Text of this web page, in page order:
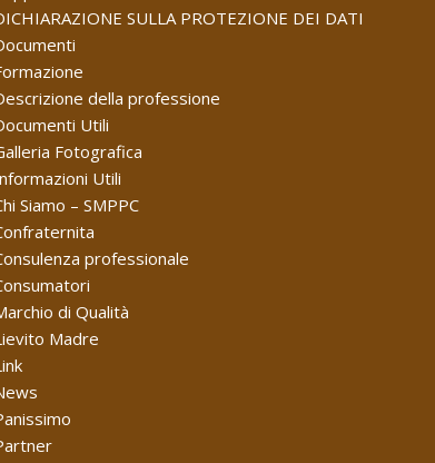
SULLA PROTEZIONE DEI DATI
della professione
Utili
Fotografica
Utili
Siamo – SMPPC
professionale
di Qualità
Madre